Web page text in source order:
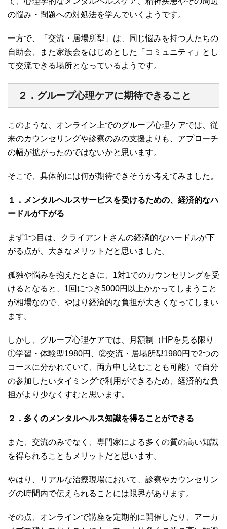
の悩み・問題への対処法を学んでいくようです。
一方で、「交流・居場所型」は、同じ悩みを持つ人たちの
自助会、また家族会をはじめとした「コミュニティ」とし
て交流できる場所となっているようです。
２．グループ心理ケアに期待できること
このような、オンライン上でのグループ心理ケアでは、従
来のカウンセリングや診察のみの支援よりも、アプローチ
の幅が拡がったのではないかと思います。
そこで、具体的には何が期待できそうか考えてみました。
１．メンタルヘルスサービスを受けるための、経済的なハ
ードルが下がる
まず1つ目は、クライアントさんの経済的なハードルが下
がる点が、大きなメリットだと思いました。
孤独や悩みを抱えたときに、1対1でのカウンセリングを受
けるとなると、1回につき5000円以上かかってしまうこと
が相場なので、やはり経済的な負担が大きくなってしまい
ます。
しかし、グループ心理ケアでは、月額制（HPを見る限り
①学習・体験型1980円、②交流・居場所型1980円で2つの
コースに分かれていて、両方申し込むことも可能）で自分
の参加したいタイミングで利用ができるため、経済的な負
担がより少なくすむと思います。
２．多くのメンタルヘルス知識を得ることができる
また、交流のみでなく、専門家による多くの質の高い知識
を得られることもメリットだと思います。
やはり、リアルな治療現場において、診察やカウンセリン
グの時間内で伝えられることには限界があります。
その点、オンラインで講座を定期的に開催したり、アーカ